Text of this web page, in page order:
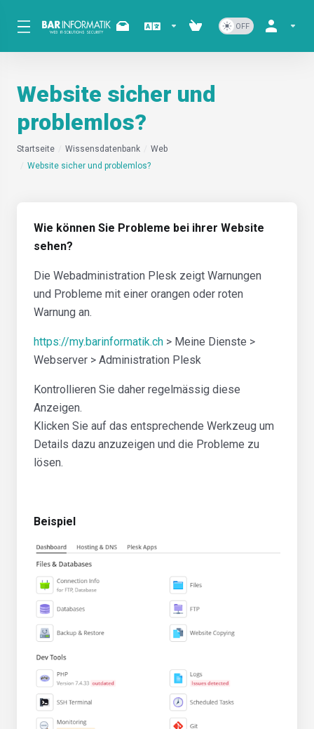
Website sicher und
problemlos?
Startseite Wissensdatenbank
Web
Website sicher und problemlos?
Wie können Sie Probleme bei ihrer Website
sehen?
Die Webadministration Plesk zeigt Warnungen
und Probleme mit einer orangen oder roten
Warnung an.
https://my.barinformatik.ch > Meine Dienste >
Webserver > Administration Plesk
Kontrollieren Sie daher regelmässig diese
Anzeigen.
Klicken Sie auf das entsprechende Werkzeug um
Details dazu anzuzeigen und die Probleme zu
lösen.
Beispiel